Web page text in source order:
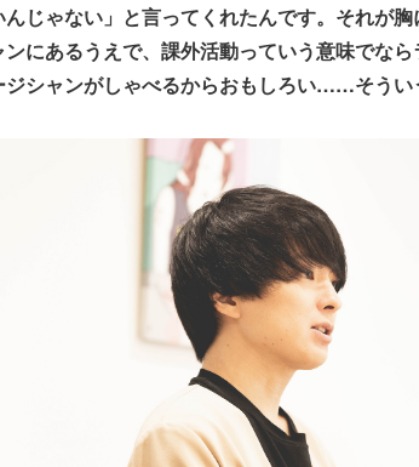
んじゃない」と言ってくれたんです。それが
ンにあるうえで、課外活動っていう意味でな
ジシャンがしゃべるからおもしろい……そうい